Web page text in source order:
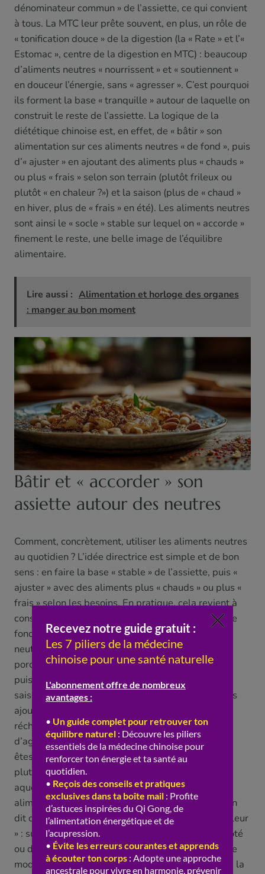
dénominateur commun » de l’assiette, ce qui convient
à tous. La MTC leur prête souvent, en plus, un rôle de
« tonification douce » de la digestion (la « Rate » et l’«
Estomac », centre de la digestion en MTC) : beaucoup
d’aliments neutres « nourrissent » et « soutiennent »
en douceur l’énergie, sans « agresser ». C’est pourquoi
ils forment la base « tranquille » autour de laquelle on
construit le reste de l’assiette. La logique de la
diététique chinoise est, en effet, de « bâtir » son
alimentation sur ces aliments neutres « de fond », puis
d’« ajuster » en ajoutant des aliments plus « chauds »
ou plus « frais » selon son terrain (plutôt frileux ou
plutôt « en chaleur ?») et la saison (plus de « chaud »
en hiver, plus de « frais » en été). Les aliments neutres
sont ainsi le « socle » stable sur lequel on « accorde »
finement le reste, une belle image de l’équilibre
alimentaire.
Lire aussi : Alimentation et horloge des organes
: manger au bon moment
Bâtir et « accorder » son
assiette autour des neutres
Comment, concrètement, utiliser les aliments neutres
au quotidien ? L’idée directrice est simple et de bon
sens : en faire la base « stable » de l’assiette, puis «
ajuster » avec des aliments plus « chauds » ou plus «
frais » selon les besoins. En pratique, cela revient à
construire ses repas autour d’aliments neutres « de
fond » (une céréale comme le riz, des légumes
neutres, une source de protéines neutre comme le
porc ou l’œuf), qui « nourrissent » et « stabilisent »,
puis à « colorer » ce socle selon son terrain et la
saison. Si vous êtes plutôt frileux, ou en hiver, vous
ajoutez à cette base des aliments et des épices «
réchauffants » (gingembre, cannelle, un peu
d’agneau, des plats « chauds » et mijotés). Si vous
êtes plutôt « en chaleur », ou en été, vous ajoutez
plutôt des aliments « rafraîchissants » (légumes
aqueux, fruits « frais », crudités, en saison). Les
aliments neutres « tamponnent » ainsi les excès, on
dit qu’ils « stabilisent les excès de froid ou de chaleur
» : sur une base neutre, on peut « pencher » d’un côté
ou de l’autre sans « déséquilibrer » brutalement. Le
mode de cuisson compte aussi, dans la logique de la